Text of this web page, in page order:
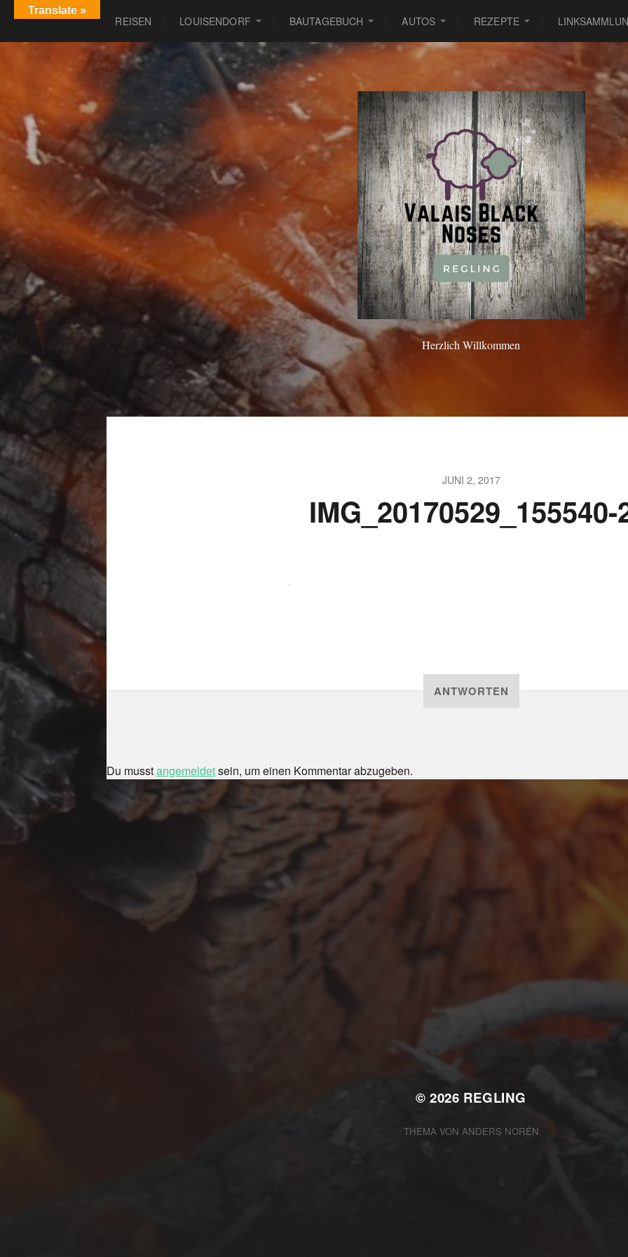
REISEN LOUISENDORF BAUTAGEBUCH AUTOS REZEPTE
Herzlich Willkommen
JUNI 2, 2017
IMG_20170529_155540-
ANTWORTEN
Du musstangemeldetsein, um einen Kommentar abzugeben.
URLAUBSPLANUNG
© 2026 REGLING
THEMA VON ANDERS NORÉN
Translate »